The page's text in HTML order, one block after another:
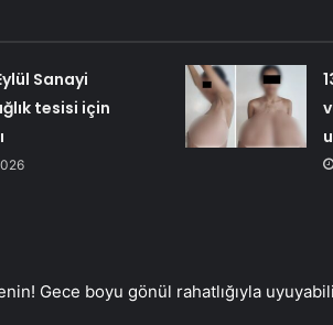
Sanayi
tesisi için
Gece boyu gönül rahatlığıyla